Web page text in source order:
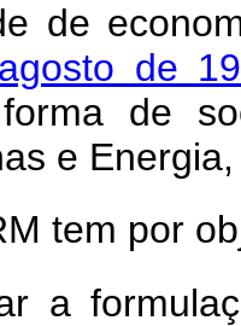
de
de
de
e
tem por
a